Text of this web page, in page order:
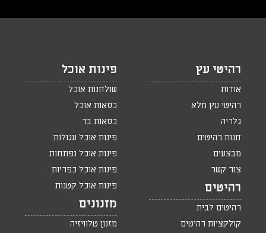
רהיטי עץ
אודות
רהיטי עץ מלא
גלריה
חנות רהיטים
מבצעים
צור קשר
רהיטים
רהיטים לבית
קולקציות רהיטים
פינות אוכל
שולחנות אוכל
כסאות אוכל
כסאות בר
פינות אוכל עגולות
פינות אוכל נפתחות
פינות אוכל כפריות
פינות אוכל קטנות
מזנונים
מזנון טלוויזיה